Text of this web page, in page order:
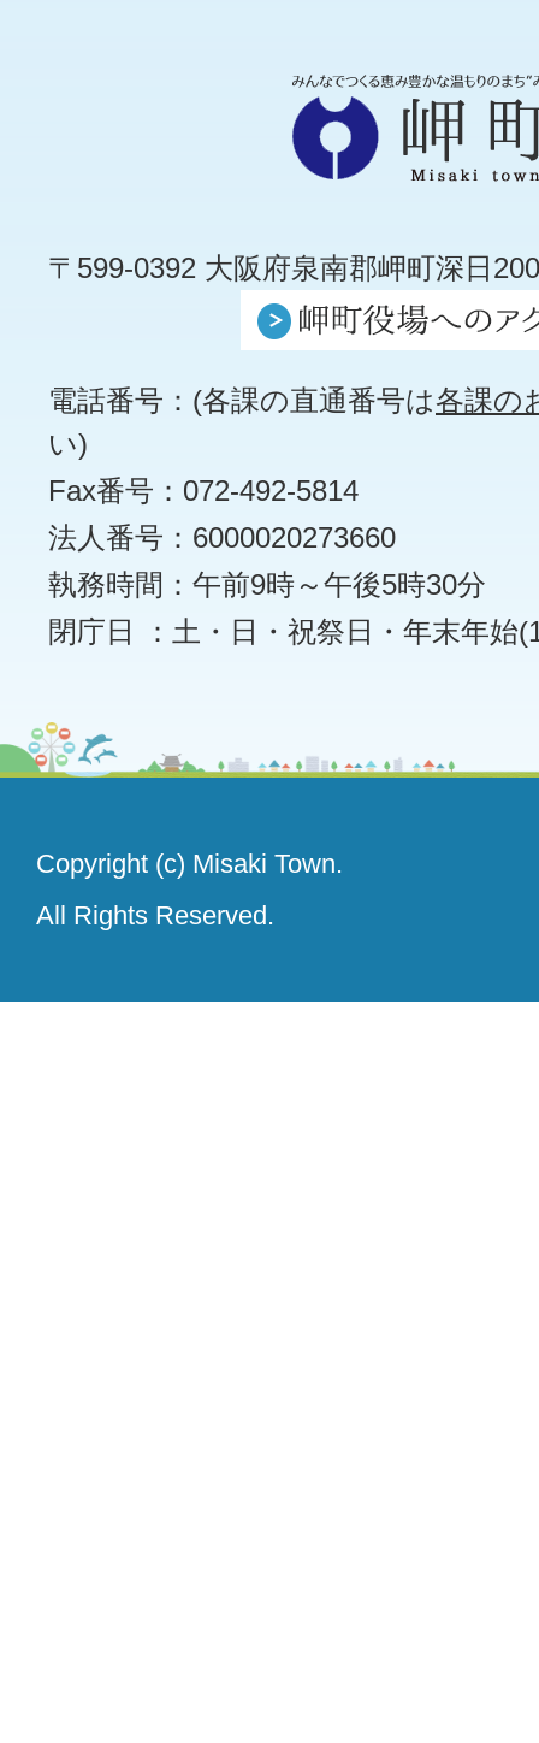
〒599-0392 大阪府泉南郡岬町深日
電話番号：(各課の直通番号は各課の
い)
Fax番号：072-492-5814
法人番号：6000020273660
執務時間：午前9時～午後5時30分
閉庁日 ：土・日・祝祭日・年末年始
Copyright (c) Misaki Town.
All Rights Reserved.